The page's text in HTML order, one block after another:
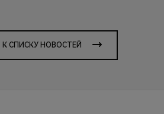
К СПИСКУ НОВОСТЕЙ